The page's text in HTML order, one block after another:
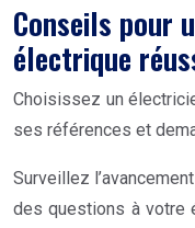
Conseils pour
électrique
Choisissez un
ses références et
Surveillez
des questions à votre